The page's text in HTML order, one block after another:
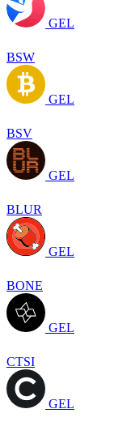
GEL
BSW
GEL
BSV
GEL
BLUR
GEL
BONE
GEL
CTSI
GEL